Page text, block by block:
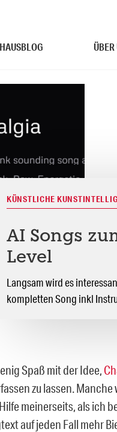
HAUSBLOG
KÜNSTLICHE
AI Songs
Level
Langsam wird es
kompletten Song inkl
Spaß mit der Idee,
zu lassen. Manche
meinerseits, als ich
auf jeden Fall mehr